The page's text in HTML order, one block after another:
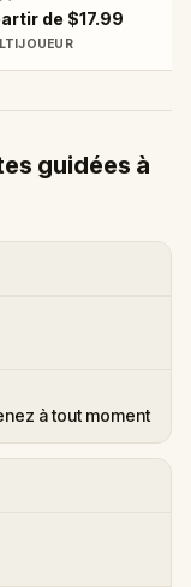
de $17.99
guidées à
à tout moment